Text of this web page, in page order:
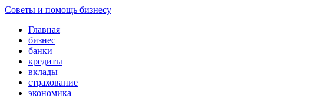
Советы и помощь бизнесу
Главная
бизнес
банки
кредиты
вклады
страхование
экономика